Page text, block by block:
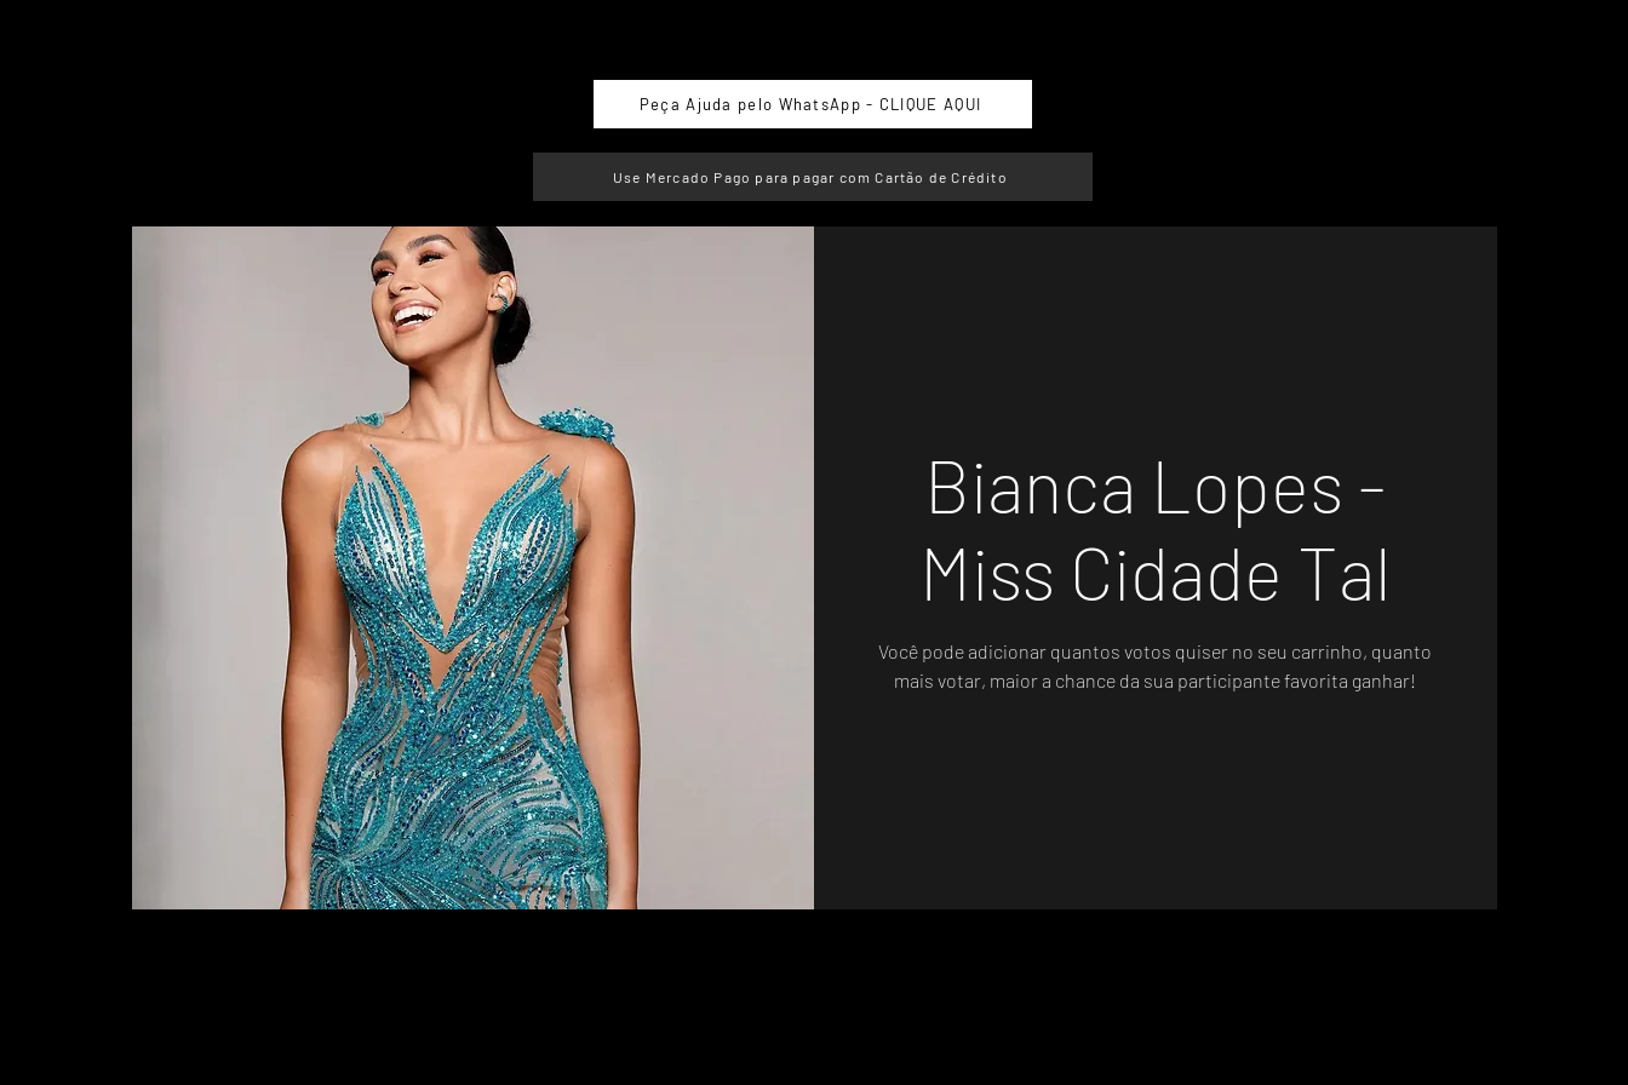
Peça Ajuda pelo WhatsApp - CLIQUE AQUI
Use Mercado Pago para pagar com Cartão de Crédito
Bianca Lopes -
Miss Cidade Tal
Você pode adicionar quantos votos quiser no seu carrinho, quanto
mais votar, maior a chance da sua participante favorita ganhar!